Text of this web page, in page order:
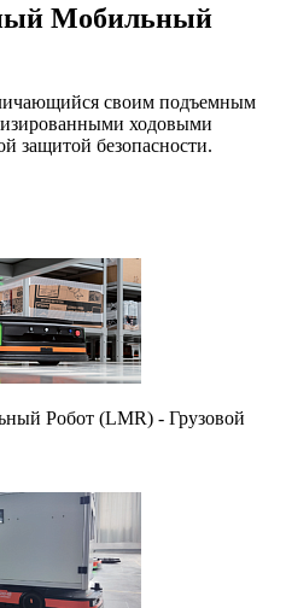
Мобильный
своим подъемным
ходовыми
защитой безопасности.
Робот (LMR) - Грузовой